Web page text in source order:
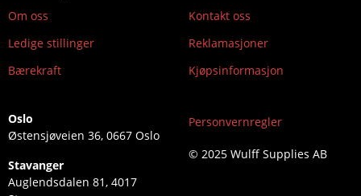
Om oss
Ledige stillinger
Bærekraft
Kontakt oss
Reklamasjoner
Kjøpsinformasjon
Oslo
Østensjøveien 36, 0667 Oslo
Stavanger
Auglendsdalen 81, 4017
Personvernregler
© 2025 Wulff Supplies AB